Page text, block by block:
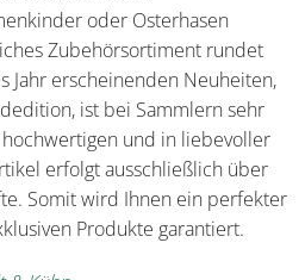
oder Osterhasen
Zubehörsortiment rundet
Jahr erscheinenden Neuheiten,
ist bei Sammlern sehr
und in liebevoller
erfolgt ausschließlich über
Somit wird Ihnen ein perfekter
Produkte garantiert.